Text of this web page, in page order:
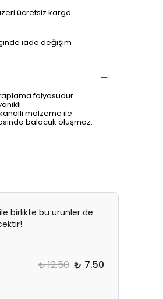
ücretsiz kargo
iade değişim
folyosudur.
malzeme ile
balocuk oluşmaz.
birlikte bu ürünler de
₺ 12.50 ₺ 7.50